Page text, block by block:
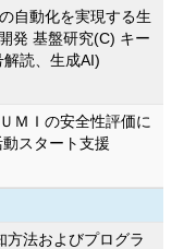
自動化を実現する生
発 基盤研究(C) キー
読、生成AI)
ＭＩの安全性評価に
スタート支援
方法およびプログラ